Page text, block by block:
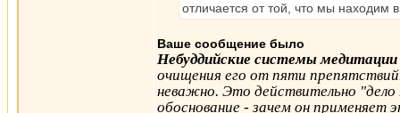
отличается от той, что мы находим
Ваше сообщение было
Небуддийские системы
очищения его от пяти
неважно. Это действительно "дело
обоснование - зачем он